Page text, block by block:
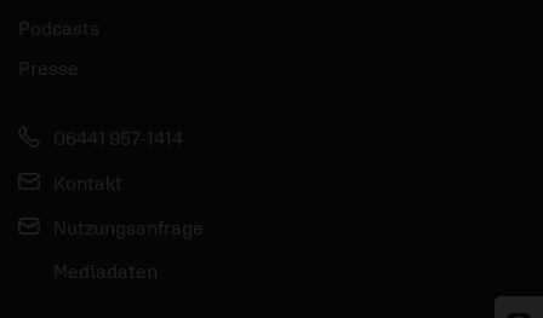
Podcasts
Presse
06441 957-1414
Kontakt
Nutzungsanfrage
Mediadaten